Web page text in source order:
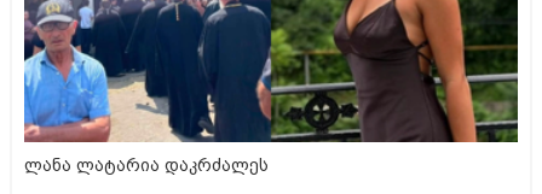
ლანა ლატარია დაკრძალეს